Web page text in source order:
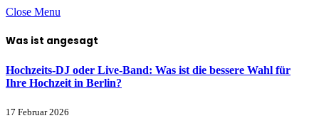
Close Menu
Was ist angesagt
Hochzeits-DJ oder Live-Band: Was ist die bessere Wahl für
Ihre Hochzeit in Berlin?
17 Februar 2026